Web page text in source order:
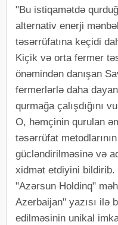
"Bu istiqamətdə
alternativ enerji
təsərrüfatına keçidi
Kiçik və orta fermer
önəmindən danışan
fermerlərlə daha
qurmağa çalışdığını
O, həmçinin qurulan
təsərrüfat
gücləndirilməsinə və
xidmət etdiyini bildirib.
"Azərsun Holdinq"
Azerbaijan" yazısı ilə
edilməsinin unikal